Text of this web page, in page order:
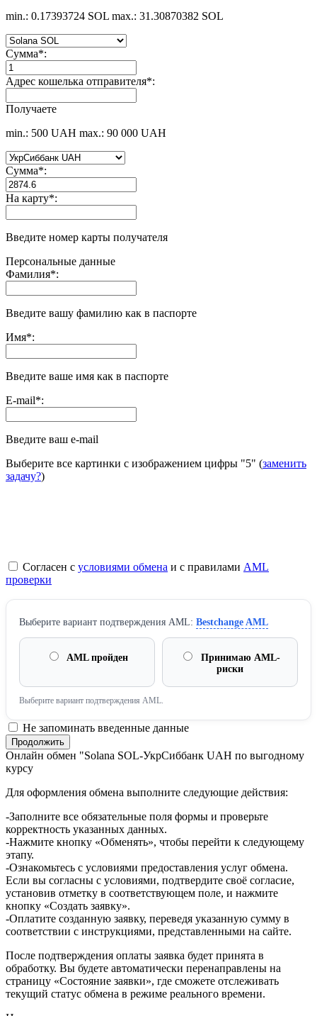
min.: 0.17393724 SOL max.: 31.30870382 SOL
Сумма*:
Адрес кошелька отправителя*:
Получаете
min.: 500 UAH max.: 90 000 UAH
Сумма*:
На карту*:
Введите номер карты получателя
Персональные данные
Фамилия*:
Введите вашу фамилию как в паспорте
Имя*:
Введите ваше имя как в паспорте
E-mail*:
Введите ваш e-mail
Выберите все картинки с изображением цифры "5" (заменить
задачу?)
Согласен с условиями обмена и с правилами AML
проверки
Выберите вариант подтверждения AML: Bestchange AML
AML пройден
Принимаю AML-
риски
Выберите вариант подтверждения AML.
Не запоминать введенные данные
Онлайн обмен "Solana SOL-УкрСиббанк UAH по выгодному
курсу
Для оформления обмена выполните следующие действия:
-Заполните все обязательные поля формы и проверьте
корректность указанных данных.
-Нажмите кнопку «Обменять», чтобы перейти к следующему
этапу.
-Ознакомьтесь с условиями предоставления услуг обмена.
Если вы согласны с условиями, подтвердите своё согласие,
установив отметку в соответствующем поле, и нажмите
кнопку «Создать заявку».
-Оплатите созданную заявку, переведя указанную сумму в
соответствии с инструкциями, представленными на сайте.
После подтверждения оплаты заявка будет принята в
обработку. Вы будете автоматически перенаправлены на
страницу «Состояние заявки», где сможете отслеживать
текущий статус обмена в режиме реального времени.